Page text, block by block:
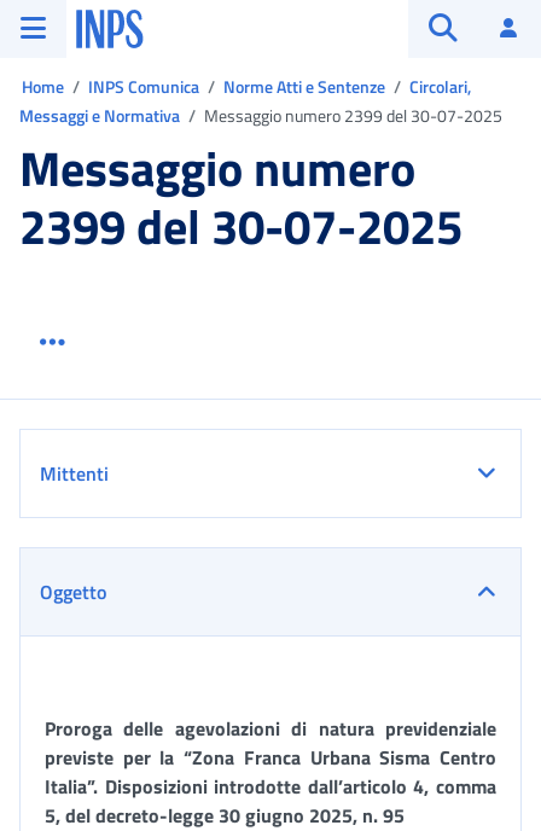
Vai al menu principale
Vai al contenuto principale
Vai al pie' di pagina
INPS ()
Home INPS Comunica Norme Atti e Sentenze
Circolari,
Messaggi e Normativa
Messaggio numero 2399 del 30-07-2025
Messaggio numero
2399 del 30-07-2025
Mittenti
Oggetto
Proroga delle agevolazionidi natura previdenziale
previste per la “Zona Franca Urbana Sisma Centro
Italia”. Disposizioni introdotte dall’articolo 4, comma
5, del decreto-legge 30giugno 2025, n. 95